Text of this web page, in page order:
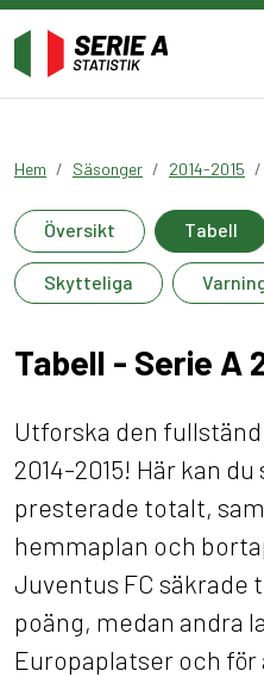
Hem Säsonger 2014-2015
Översikt Tabell
Skytteliga
Tabell - Serie A
Utforska den
2014-2015! Här kan
presterade totalt,
hemmaplan och
Juventus FC säkrade
poäng, medan andra
Europaplatser och för